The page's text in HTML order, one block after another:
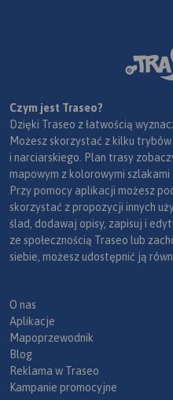
Czym jest Traseo?
Dzięki Traseo z łatwością
Możesz skorzystać z kilku
i narciarskiego. Plan trasy
mapowym z kolorowymi szlakami
Przy pomocy aplikacji możesz
skorzystać z propozycji innych
ślad, dodawaj opisy, zapisuj i
ze społecznością Traseo lub
siebie, możesz udostępnić ją
O nas
Aplikacje
Mapoprzewodnik
Blog
Reklama w Traseo
Kampanie promocyjne